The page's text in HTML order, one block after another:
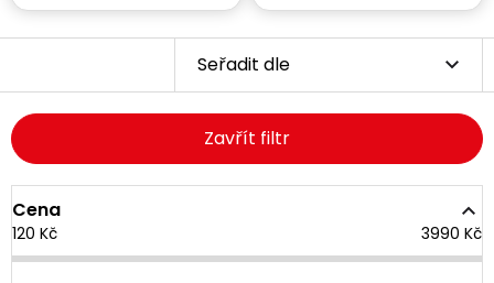
Seřadit dle
Zavřít filtr
Cena
120 Kč 3990 Kč